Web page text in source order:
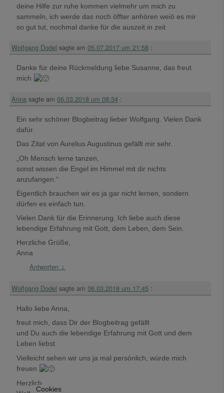
deine Hilfe zur ruhe kommen vielmehr um mich zu
sammeln, ich werde das noch öffter anhören weiö es mir
so gut tut, nochmal danke für die auszeit in zeit
Wolfgang Dodel sagte am 05.07.2017 um 21:58 :
Danke für deine Rückmeldung liebe Susanne, das freut
mich
Anna sagte am 06.03.2018 um 08:34 :
Ein sehr schöner Blogbeitrag lieber Wolfgang. Vielen Dank
dafür.
Das Zitat von Aurelius Augustinus gefällt mir sehr.
„Oh Mensch lerne tanzen,
sonst wissen die Engel im Himmel mit dir nichts
anzufangen.“
Eigentlich brauchen wir es ja gar nicht lernen, sondern
dürfen es einfach tun.
Vielen Dank für die Erinnerung. Ich liebe auch diese
lebendige Erfahrung mit Gott, dem Leben, dem Sein.
Herzliche Grüße,
Anna
Antworten ↓
Wolfgang Dodel sagte am 06.03.2018 um 17:45 :
Hallo liebe Anna,
freut mich, dass Dir der Blogbeitrag gefällt
und Du auch die lebendige Erfahrung mit Gott und dem
Leben liebst.
Vielleicht sehen wir uns ja mal persönlich, würde mich
freuen
Herzlich
Cookies